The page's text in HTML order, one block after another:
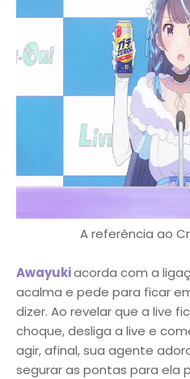
A referência ao
Awayukiacorda com a
acalma e pede para ficar
dizer. Ao revelar que a live
choque, desliga a live e
agir, afinal, sua agente
segurar as pontas para ela